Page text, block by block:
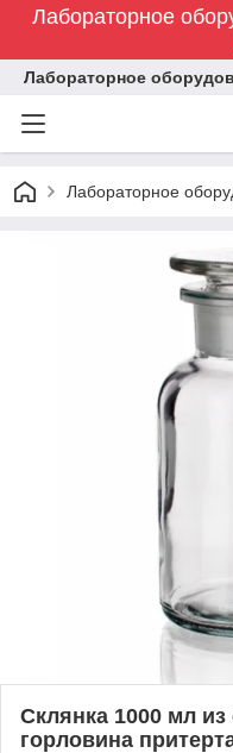
Лабораторное
Лабораторное
Лабораторное
Склянка 1000 мл из
горловина